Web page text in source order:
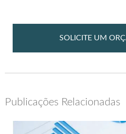
SOLICITE UM
Publicações Relacionadas